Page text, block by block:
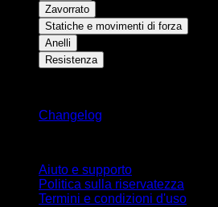
Zavorrato
Statiche e movimenti di forza
Anelli
Resistenza
Changelog
Aiuto e supporto
Politica sulla riservatezza
Termini e condizioni d'uso